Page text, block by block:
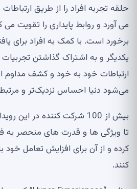
حلقه تجربه افراد را از طریق
می آورد و روابط پایداری را تقویت می
برخورد است. با کمک به افراد برای
یکدیگر و به اشتراک گذاشتن تجربیات
ارتباطات خود به خود و کشف مداوم
می‌شود دنیا احساس نزدیک‌تر و
بیش از 100 شرکت کننده در
کرده و از آن برای افزایش تعامل
کنند.